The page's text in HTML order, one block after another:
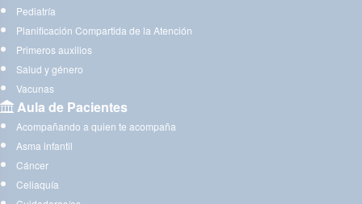
Pediatría
Planificación Compartida de la Atención
Primeros auxilios
Salud y género
Vacunas
Aula de Pacientes
Acompañando a quien te acompaña
Asma infantil
Cáncer
Celiaquía